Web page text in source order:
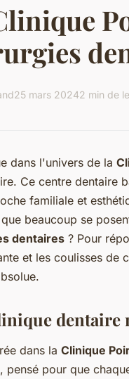
25 mars 20242 min de
dans l'univers de la
Ce centre dentaire
familiale et
beaucoup se
dentaires ? Pour
et les coulisses de
dentaire
dans la Clinique
pensé pour que